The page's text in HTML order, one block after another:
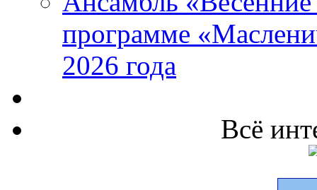
программе
2026 года
Всё